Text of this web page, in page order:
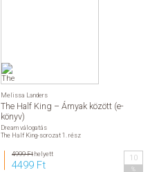
Melissa Landers
The Half King – Árnyak között (e-
könyv)
Dream válogatás
The Half King-sorozat 1. rész
4999 Fthelyett
4499 Ft
10